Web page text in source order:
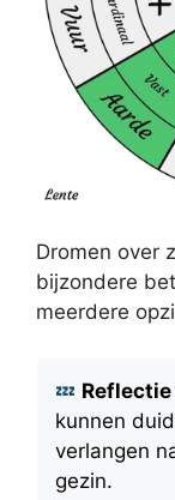
Dromen over
bijzondere
meerdere
kunnen
verlangen
gezin.